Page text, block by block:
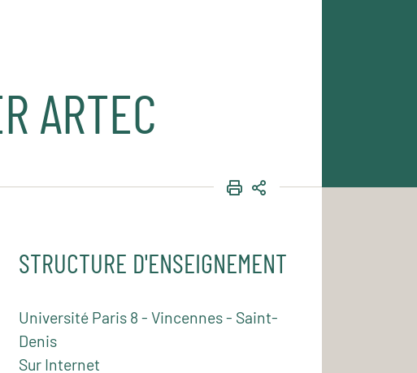
ARTEC
IMPRIMER
PARTAGER
STRUCTURE D'ENSEIGNEMENT
Université Paris 8 - Vincennes - Saint-
Denis
Sur Internet